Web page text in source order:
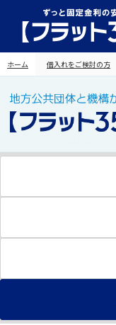
ホーム 借入れをご検討の方